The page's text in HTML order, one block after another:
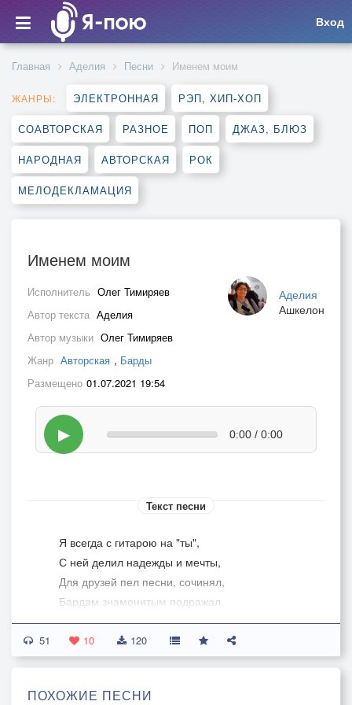
Вход
Главная Аделия Песни Именем моим
ЖАНРЫ: ЭЛЕКТРОННАЯ РЭП, ХИП-ХОП
СОАВТОРСКАЯ РАЗНОЕ ПОП ДЖАЗ, БЛЮЗ
НАРОДНАЯ АВТОРСКАЯ РОК
МЕЛОДЕКЛАМАЦИЯ
Именем моим
Аделия
Ашкелон
Исполнитель Олег Тимиряев
Автор текста Аделия
Автор музыки Олег Тимиряев
Жанр Авторская , Барды
Размещено 01.07.2021 19:54
▶ 0:00 / 0:00
Текст песни
Я всегда с гитарою на "ты",
С ней делил надежды и мечты,
Для друзей пел песни, сочинял,
Бардам знаменитым подражал.
Снятся до сегодняшней поры
Сердцу с детства милые дворы,
И с любовью встретился своей.
51 10 120
ПОХОЖИЕ ПЕСНИ